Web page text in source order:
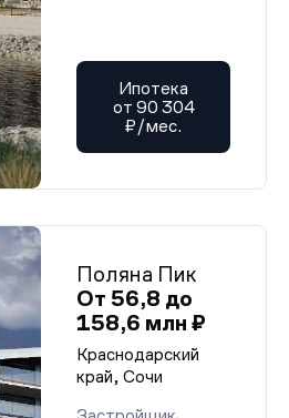
Ипотека
от 90 304
₽/мес.
Поляна Пик
От 56,8 до
158,6 млн ₽
Краснодарский
край, Сочи